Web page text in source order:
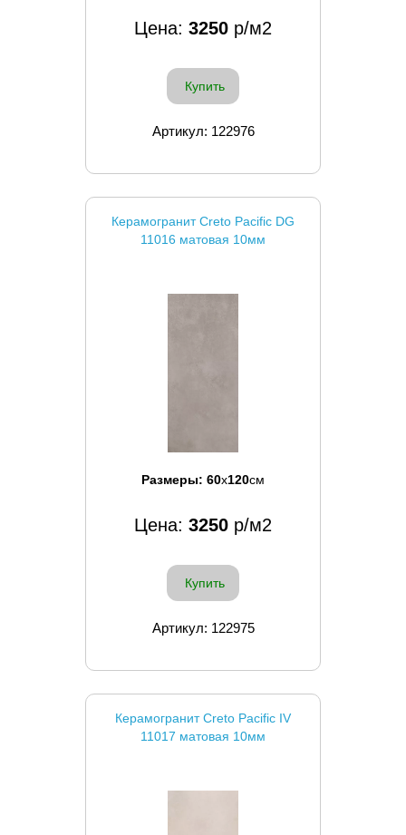
Цена: 3250 р/м2
Купить
Артикул: 122976
Керамогранит Creto Pacific DG
11016 матовая 10мм
Размеры: 60x120см
Цена: 3250 р/м2
Купить
Артикул: 122975
Керамогранит Creto Pacific IV
11017 матовая 10мм